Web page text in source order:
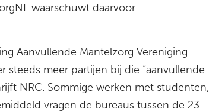
waarschuwt daarvoor.
Aanvullende Mantelzorg Vereniging
steeds meer partijen bij die “aanvullende
NRC. Sommige werken met studenten,
vragen de bureaus tussen de 23